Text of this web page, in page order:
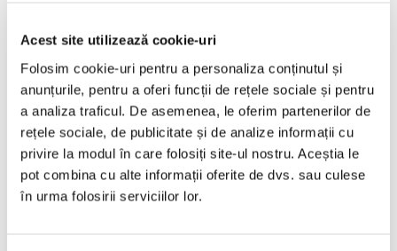
Acest site utilizează cookie-uri
Folosim cookie-uri pentru a personaliza conținutul și
anunțurile, pentru a oferi funcții de rețele sociale și pentru
a analiza traficul. De asemenea, le oferim partenerilor de
rețele sociale, de publicitate și de analize informații cu
privire la modul în care folosiți site-ul nostru. Aceștia le
pot combina cu alte informații oferite de dvs. sau culese
în urma folosirii serviciilor lor.
Arhivă
August 2026
Iulie 2026
Iunie 2026